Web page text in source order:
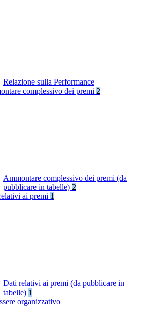
Relazione sulla Performance
complessivo dei premi 2
Ammontare complessivo dei premi (da
pubblicare in tabelle) 2
ai premi 1
Dati relativi ai premi (da pubblicare in
tabelle) 1
organizzativo